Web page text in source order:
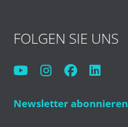
FOLGEN SIE UNS
Newsletter abonnieren